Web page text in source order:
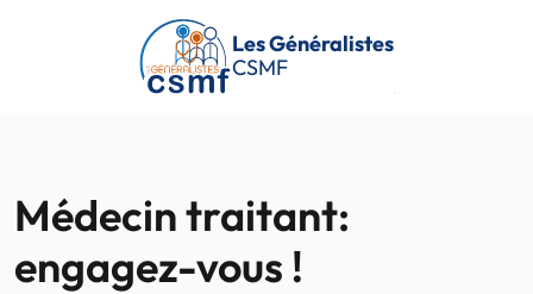
Passer au contenu principal
Les Généralistes
CSMF
Médecin traitant:
engagez-vous !